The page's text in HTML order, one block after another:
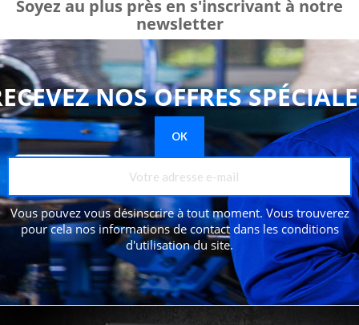
Soyez au plus près en s'inscrivant à notre
newsletter
NOS OFFRES
Vous pouvez vous désinscrire à tout moment. Vous trouverez
pour cela nos informations de contact dans les conditions
d'utilisation du site.